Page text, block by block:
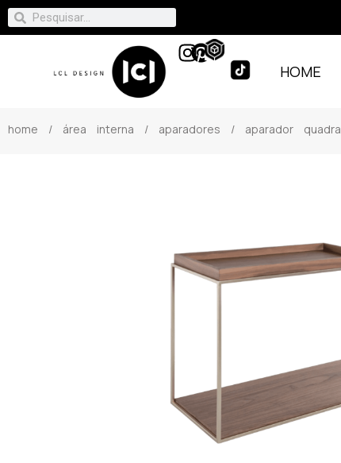
HOME
home / área interna / aparadores / aparador quadra